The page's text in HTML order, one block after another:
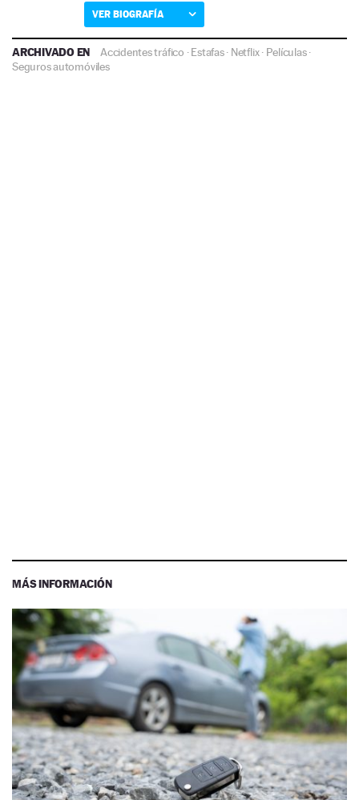
VER BIOGRAFÍA
ARCHIVADO EN Accidentes tráfico ·Estafas· Netflix· Películas·
Seguros automóviles
MÁS INFORMACIÓN